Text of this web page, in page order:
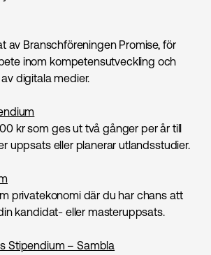
av Branschföreningen Promise, för
inom kompetensutveckling och
digitala medier.
kr som ges ut två gånger per år till
uppsats eller planerar utlandsstudier.
privatekonomi där du har chans att
kandidat- eller masteruppsats.
Stipendium – Sambla